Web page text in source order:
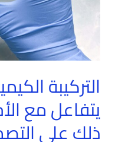
التركيبة
يتفاعل مع
ذلك على
الأحماض
ذلك
على
التصميم؟